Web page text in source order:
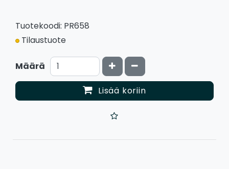
Tuotekoodi: PR658
Tilaustuote
Määrä Kasvata määrää
Vähennä määrää
Lisää koriin